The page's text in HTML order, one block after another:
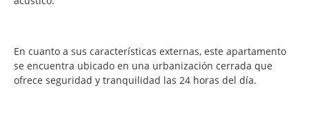
En cuanto a sus características externas, este apartamento
se encuentra ubicado en una urbanización cerrada que
ofrece seguridad y tranquilidad las 24 horas del día.